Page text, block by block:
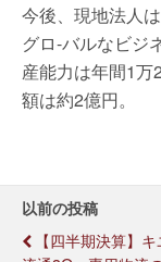
今後、現地法人
グロ-バルなビジ
産能力は年間1
額は約2億円。
以前の投稿
【四半期決算】